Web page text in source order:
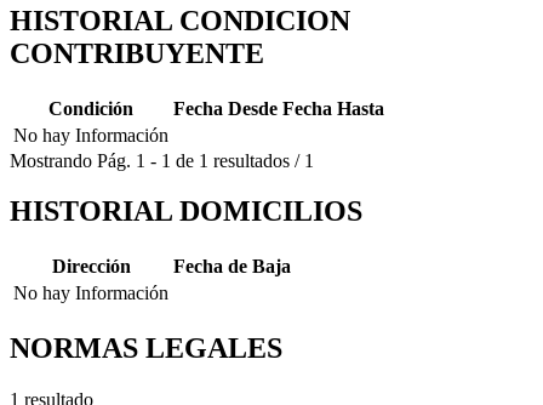
HISTORIAL CONDICION
CONTRIBUYENTE
Condición Fecha Desde Fecha Hasta
No hay Información
Mostrando Pág. 1 - 1 de 1 resultados / 1
HISTORIAL DOMICILIOS
Dirección
Fecha de Baja
No hay Información
NORMAS LEGALES
1 resultado